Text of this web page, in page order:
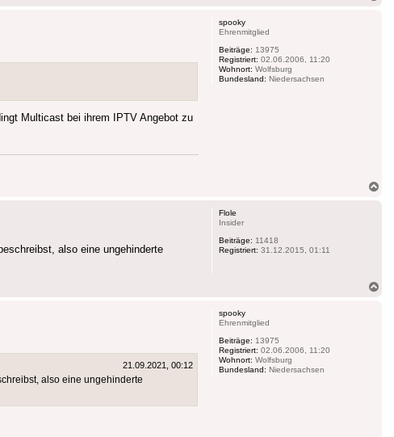
spooky
Ehrenmitglied
Beiträge: 13975
Registriert: 02.06.2006, 11:20
Wohnort: Wolfsburg
Bundesland: Niedersachsen
Multicast bei ihrem IPTV Angebot zu
Flole
Insider
Beiträge: 11418
Registriert: 31.12.2015, 01:11
also eine ungehinderte
spooky
Ehrenmitglied
Beiträge: 13975
Registriert: 02.06.2006, 11:20
Wohnort: Wolfsburg
Bundesland: Niedersachsen
21.09.2021, 00:12
also eine ungehinderte